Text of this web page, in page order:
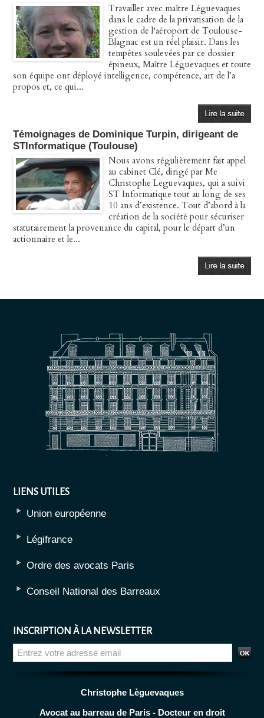
Travailler avec maître Léguevaques
dans le cadre de la privatisation de la
gestion de l‘aéroport de Toulouse-
Blagnac est un réel plaisir. Dans les
tempêtes soulevées par ce dossier
épineux, Maître Léguevaques et toute
son équipe ont déployé intelligence, compétence, art de l’a
propos et, ce qui...
Témoignages de Dominique Turpin, dirigeant de
STInformatique (Toulouse)
Nous avons régulièrement fait appel
au cabinet Clé, dirigé par Me
Christophe Leguevaques, qui a suivi
ST Informatique tout au long de ses
10 ans d’existence. Tout d’abord à la
création de la société pour sécuriser
statutairement la provenance du capital, pour le départ d’un
actionnaire et le...
LIENS UTILES
Union européenne
Légifrance
Ordre des avocats Paris
Conseil National des Barreaux
INSCRIPTION À LA NEWSLETTER
Christophe Lèguevaques
Avocat au barreau de Paris - Docteur en droit